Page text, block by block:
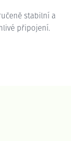
stabilní a
připojení.